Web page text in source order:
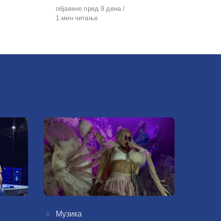
Објавено
на
објавено пред 9 дена
1 мин читање
КАтегорија
Музика